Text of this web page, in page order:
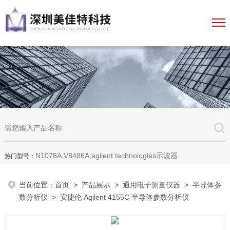
热门型号： N1078A,V8486A,agilent technologies示波器
当前位置：首页 > 产品展示 >通用电子测量仪器 >半导体参
数分析仪 > 安捷伦 Agilent 4155C 半导体参数分析仪